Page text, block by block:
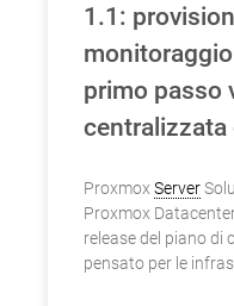
1.1:
primo passo
centralizzata
Proxmox Server
Proxmox
release del piano
pensato per le